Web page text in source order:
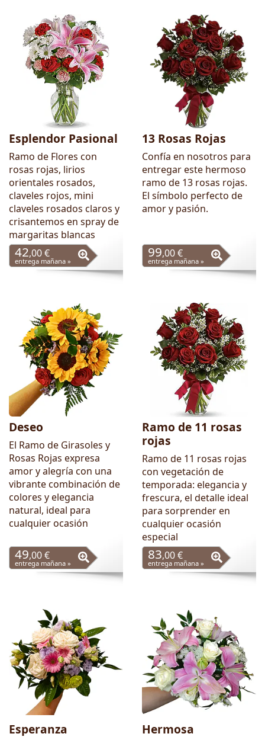
Esplendor Pasional
Ramo de Flores con
rosas rojas, lirios
orientales rosados,
claveles rojos, mini
claveles rosados claros y
crisantemos en spray de
margaritas blancas
42,00 €
entrega mañana »
13 Rosas Rojas
Confía en nosotros para
entregar este hermoso
ramo de 13 rosas rojas.
El símbolo perfecto de
amor y pasión.
99,00 €
entrega mañana »
Deseo
El Ramo de Girasoles y
Rosas Rojas expresa
amor y alegría con una
vibrante combinación de
colores y elegancia
natural, ideal para
cualquier ocasión
49,00 €
entrega mañana »
Ramo de 11 rosas
rojas
Ramo de 11 rosas rojas
con vegetación de
temporada: elegancia y
frescura, el detalle ideal
para sorprender en
cualquier ocasión
especial
83,00 €
entrega mañana »
Esperanza Hermosa